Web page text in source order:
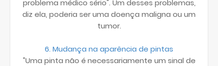
problema médico sério". Um desses problemas,
diz ela, poderia ser uma doença maligna ou um
tumor.
6. Mudança na aparência de pintas
"Uma pinta não é necessariamente um sinal de